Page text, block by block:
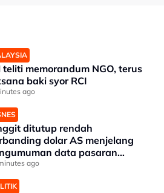
teliti memorandum NGO, terus
baki syor RCI
ago
ditutup rendah
dolar AS menjelang
data pasaran
ASago